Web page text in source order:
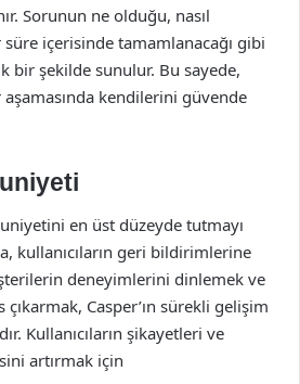
Sorunun ne olduğu, nasıl
içerisinde tamamlanacağı gibi
bir şekilde sunulur. Bu sayede,
aşamasında kendilerini güvende
en üst düzeyde tutmayı
kullanıcıların geri bildirimlerine
deneyimlerini dinlemek ve
Casper’ın sürekli gelişim
Kullanıcıların şikayetleri ve
artırmak için